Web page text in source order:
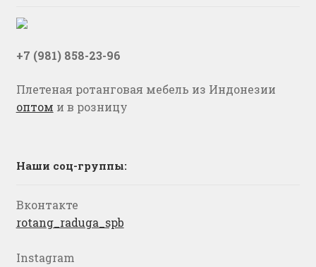
+7 (981) 858-23-96
Плетеная ротанговая мебель из Индонезии
оптом и в розницу
Наши соц-группы:
Вконтакте
rotang_raduga_spb
Instagram